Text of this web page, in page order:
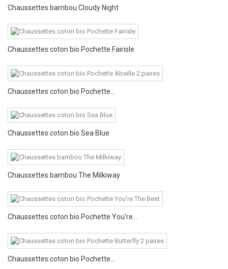
Chaussettes bambou Cloudy Night
Chaussettes coton bio Pochette Fairisle
Chaussettes coton bio Pochette...
Chaussettes coton bio Sea Blue
Chaussettes bambou The Milkiway
Chaussettes coton bio Pochette You're...
Chaussettes coton bio Pochette...